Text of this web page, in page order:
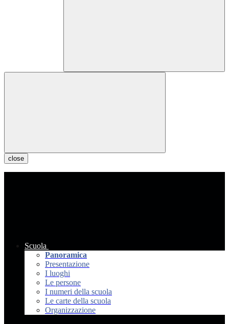
close
Scuola
Panoramica
Presentazione
I luoghi
Le persone
I numeri della scuola
Le carte della scuola
Organizzazione